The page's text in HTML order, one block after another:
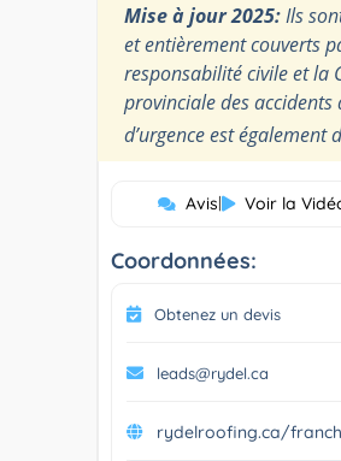
Mise à jour 2025:Ils
et entièrement couverts
responsabilité civile et la
provinciale des
d’urgence est également
Avis| Voir la
Coordonnées:
Obtenez un devis
leads@rydel.ca
rydelroofing.ca/